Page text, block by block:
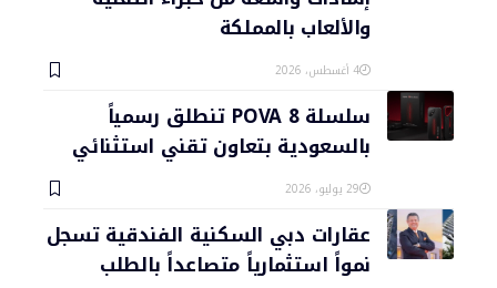
والألعاب بالمملكة
4 أغسطس، 2026
سلسلة POVA 8 تنطلق رسمياً
بالسعودية بتعاون تقني استثنائي
29 يوليو، 2026
عقارات دبي السكنية الفندقية تسجل
نمواً استثمارياً متصاعداً بالطلب